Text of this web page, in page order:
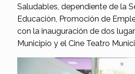
Saludables, dependiente de la
Educación, Promoción de
con la inauguración de dos
Municipio y el Cine Teatro